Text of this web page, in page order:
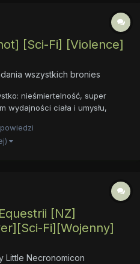
[Sci-Fi] [Violence]
wszystkich bronies
nieśmiertelność, super
wydajności ciała i umysłu,
wymarła, nikt się nie
objęciach kosmosu.
[NZ]
Fi][Wojenny]
Little Necronomicon